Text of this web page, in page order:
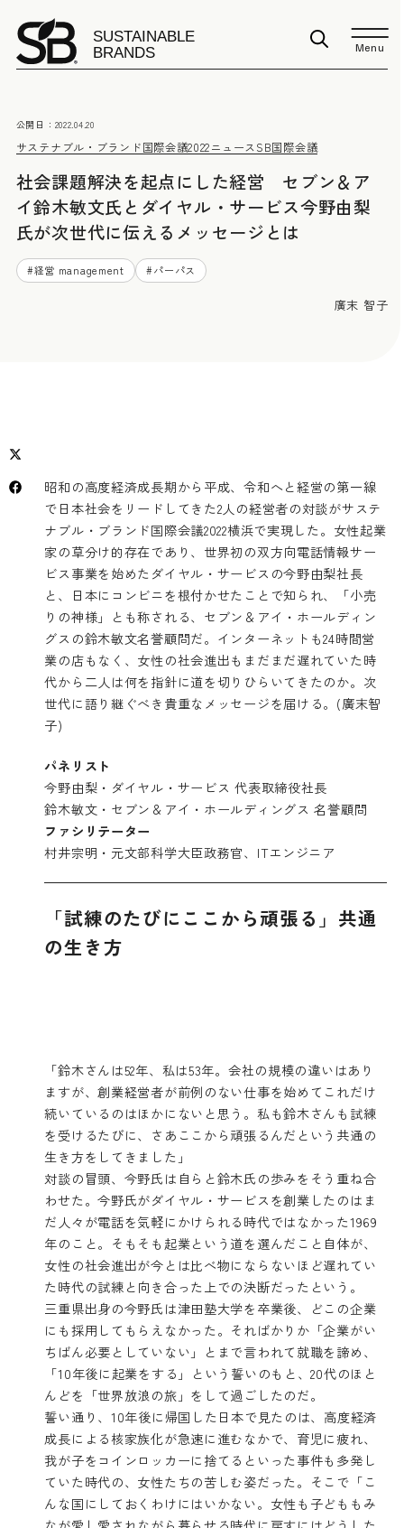
Menu
サステナブル・ブランド国際会議2022ニュースSB国際会議
公開日： 2022.04.20
社会課題解決を起点にした経営 セブン＆ア
イ鈴木敏文氏とダイヤル・サービス今野由梨
氏が次世代に伝えるメッセージとは
#経営 management #パーパス
廣末 智子
昭和の高度経済成長期から平成、令和へと経営の第一線
で日本社会をリードしてきた2人の経営者の対談がサステ
ナブル・ブランド国際会議2022横浜で実現した。女性起業
家の草分け的存在であり、世界初の双方向電話情報サー
ビス事業を始めたダイヤル・サービスの今野由梨社長
と、日本にコンビニを根付かせたことで知られ、「小売
りの神様」とも称される、セブン＆アイ・ホールディン
グスの鈴木敏文名誉顧問だ。インターネットも24時間営
業の店もなく、女性の社会進出もまだまだ遅れていた時
代から二人は何を指針に道を切りひらいてきたのか。次
世代に語り継ぐべき貴重なメッセージを届ける。(廣末智
子)
パネリスト
今野由梨・ダイヤル・サービス 代表取締役社長
鈴木敏文・セブン＆アイ・ホールディングス 名誉顧問
ファシリテーター
村井宗明・元文部科学大臣政務官、ITエンジニア
「試練のたびにここから頑張る」共通
の生き方
「鈴木さんは52年、私は53年。会社の規模の違いはあり
ますが、創業経営者が前例のない仕事を始めてこれだけ
続いているのはほかにないと思う。私も鈴木さんも試練
を受けるたびに、さあここから頑張るんだという共通の
生き方をしてきました」
対談の冒頭、今野氏は自らと鈴木氏の歩みをそう重ね合
わせた。今野氏がダイヤル・サービスを創業したのはま
だ人々が電話を気軽にかけられる時代ではなかった1969
年のこと。そもそも起業という道を選んだこと自体が、
女性の社会進出が今とは比べ物にならないほど遅れてい
た時代の試練と向き合った上での決断だったという。
三重県出身の今野氏は津田塾大学を卒業後、どこの企業
にも採用してもらえなかった。そればかりか「企業がい
ちばん必要としていない」とまで言われて就職を諦め、
「10年後に起業をする」という誓いのもと、20代のほと
んどを「世界放浪の旅」をして過ごしたのだ。
誓い通り、10年後に帰国した日本で見たのは、高度経済
成長による核家族化が急速に進むなかで、育児に疲れ、
我が子をコインロッカーに捨てるといった事件も多発し
ていた時代の、女性たちの苦しむ姿だった。そこで「こ
んな国にしておくわけにはいかない。女性も子どももみ